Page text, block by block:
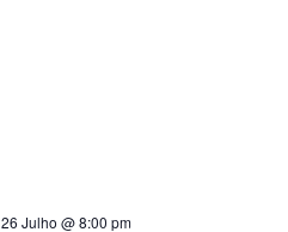
26 Julho @ 8:00 pm